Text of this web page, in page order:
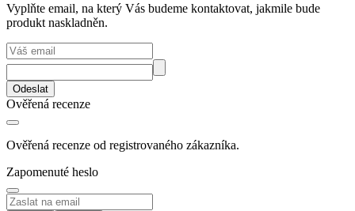
Vyplňte email, na který Vás budeme kontaktovat, jakmile bude
produkt naskladněn.
Odeslat
Ověřená recenze
Ověřená recenze od registrovaného zákazníka.
Zapomenuté heslo